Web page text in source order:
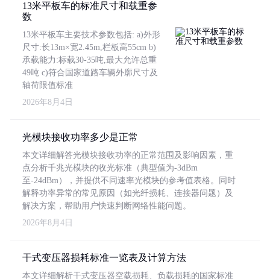
13米平板车的标准尺寸和载重参
数
13米平板车主要技术参数包括: a)外形
尺寸:长13m×宽2.45m,栏板高55cm b)
承载能力:标载30-35吨,最大允许总重
49吨 c)符合国家道路车辆外廓尺寸及
轴荷限值标准
2026年8月4日
光模块接收功率多少是正常
本文详细解答光模块接收功率的正常范围及影响因素，重
点分析千兆光模块的收光标准（典型值为-3dBm
至-24dBm），并提供不同速率光模块的参考值表格。同时
解释功率异常的常见原因（如光纤损耗、连接器问题）及
解决方案，帮助用户快速判断网络性能问题。
2026年8月4日
干式变压器损耗标准一览表及计算方法
本文详细解析干式变压器空载损耗、负载损耗的国家标准